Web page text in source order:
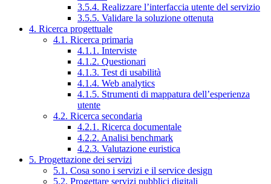
3.5.4. Realizzare l’interfaccia utente del servizio
3.5.5. Validare la soluzione ottenuta
4. Ricerca progettuale
4.1. Ricerca primaria
4.1.1. Interviste
4.1.2. Questionari
4.1.3. Test di usabilità
4.1.4. Web analytics
4.1.5. Strumenti di mappatura dell’esperienza
utente
4.2. Ricerca secondaria
4.2.1. Ricerca documentale
4.2.2. Analisi benchmark
4.2.3. Valutazione euristica
5. Progettazione dei servizi
5.1. Cosa sono i servizi e il service design
5.2. Progettare servizi pubblici digitali